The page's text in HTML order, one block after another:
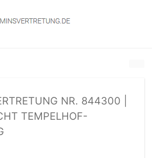
NR. 844300 |
TEMPELHOF-